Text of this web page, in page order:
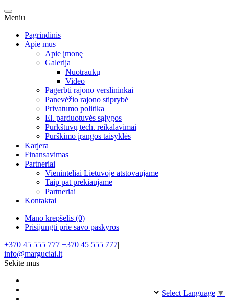
Meniu
Pagrindinis
Apie mus
Apie įmonę
Galerija
Nuotraukų
Video
Pagerbti rajono verslininkai
Panevėžio rajono stiprybė
Privatumo politika
El. parduotuvės sąlygos
Purkštuvų tech. reikalavimai
Purškimo įrangos taisyklės
Karjera
Finansavimas
Partneriai
Vieninteliai Lietuvoje atstovaujame
Taip pat prekiaujame
Partneriai
Kontaktai
Mano krepšelis (0)
Prisijungti prie savo paskyros
+370 45 555 777 +370 45 555 777|
info@marguciai.lt|
Sekite mus
| Select Language ▼